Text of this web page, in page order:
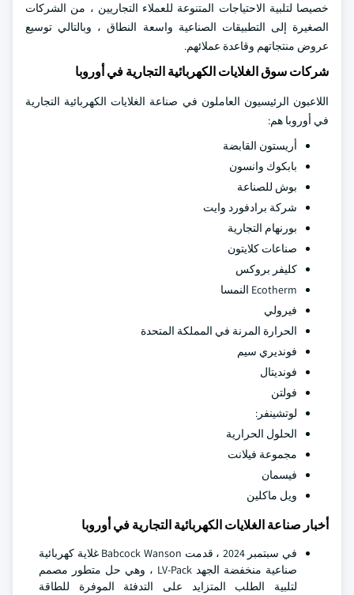
خصيصا لتلبية الاحتياجات المتنوعة للعملاء التجاريين ، من الشركات
الصغيرة إلى التطبيقات الصناعية واسعة النطاق ، وبالتالي توسيع
عروض منتجاتهم وقاعدة عملائهم.
شركات سوق الغلايات الكهربائية التجارية في أوروبا
اللاعبون الرئيسيون العاملون في صناعة الغلايات الكهربائية التجارية
في أوروبا هم:
أريستون القابضة
بابكوك وانسون
بوش للصناعة
شركة برادفورد وايت
بورنهام التجارية
صناعات كلايتون
كليفر بروكس
Ecotherm النمسا
فيرولي
الحرارة المرنة في المملكة المتحدة
فونديري سيم
فونديتال
فولتن
لوتشينفر:
الحلول الحرارية
مجموعة فيلانت
فيسمان
ويل ماكلين
أخبار صناعة الغلايات الكهربائية التجارية في أوروبا
في سبتمبر 2024 ، قدمت Babcock Wanson غلاية كهربائية
صناعية منخفضة الجهد LV-Pack ، وهي حل متطور مصمم
لتلبية الطلب المتزايد على التدفئة الموفرة للطاقة